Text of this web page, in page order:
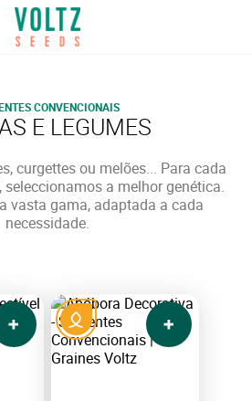
CONVENCIONAIS
E LEGUMES
curgettes ou melões... Para cada
a melhor genética.
vasta gama, adaptada a cada
necessidade.